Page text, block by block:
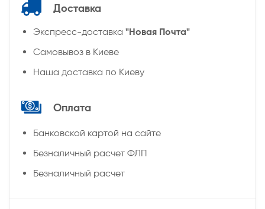
Доставка
Экспресс-доставка "Новая Почта"
Самовывоз в Киеве
Наша доставка по Киеву
Оплата
Банковской картой на сайте
Безналичный расчет ФЛП
Безналичный расчет